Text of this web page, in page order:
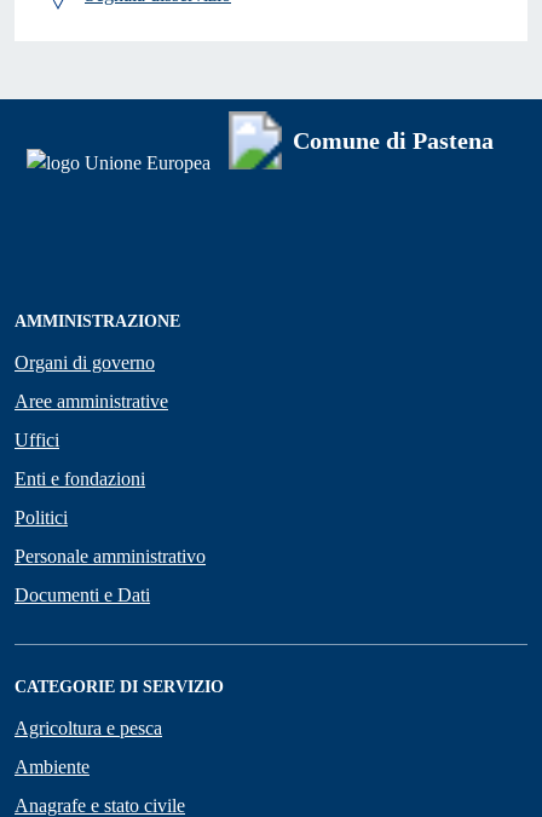
Comune di Pastena
AMMINISTRAZIONE
Organi di governo
Aree amministrative
Uffici
Enti e fondazioni
Politici
Personale amministrativo
Documenti e Dati
CATEGORIE DI SERVIZIO
Agricoltura e pesca
Ambiente
Anagrafe e stato civile